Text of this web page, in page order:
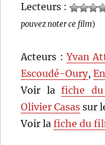
Lecteurs :
pouvez noter ce film)
Acteurs :Yvan
Escoudé-Oury,
Voir lafiche
Olivier Casas sur
Voir lafiche du